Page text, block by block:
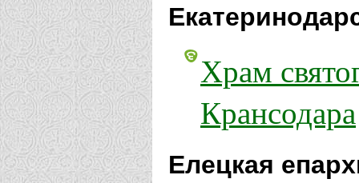
Храм
Крансодара
Елецкая